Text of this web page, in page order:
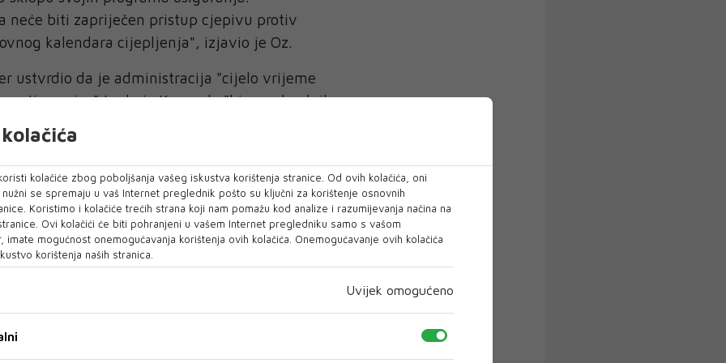
neće biti zapriječen pristup cjepivu protiv
kalendara cijepljenja", izjavio je Oz.
ustvrdio da je administracija "cijelo vrijeme
ospica" te da je Kennedy "bio predvodnik
nisu se pojavila u Kennedyjevom
"The Sunday Briefing" na Foxu, gdje je
Super Bowla (vjerojatno jogurt) te je
odrezak s kiselim kupusom.
za cijepljenje
skepticizam ministra zdravstva prema
kao i njegovo prijašnje suosjećanje s
da cjepiva uzrokuju autizam, mogu utjecati
smjernice na način suprotan
kolačiće zbog poboljšanja vašeg iskustva korištenja stranice. Od ovih kolačića, oni
se spremaju u vaš Internet preglednik pošto su ključni za korištenje osnovnih
Koristimo i kolačiće trećih strana koji nam pomažu kod analize i razumijevanja načina na
Ovi kolačići će biti pohranjeni u vašem Internet pregledniku samo s vašom
imate mogućnost onemogućavanja korištenja ovih kolačića. Onemogućavanje ovih kolačića
korištenja naših stranica.
Uvijek omogućeno